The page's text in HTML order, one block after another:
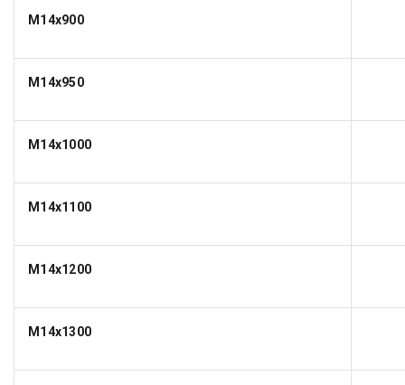
M14x900
M14x950
M14x1000
M14x1100
M14x1200
M14x1300